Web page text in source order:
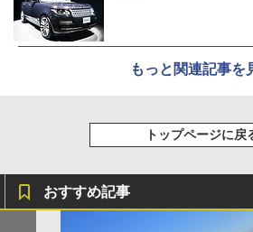
もっと関連記事を
トップページに戻
おすすめ記事